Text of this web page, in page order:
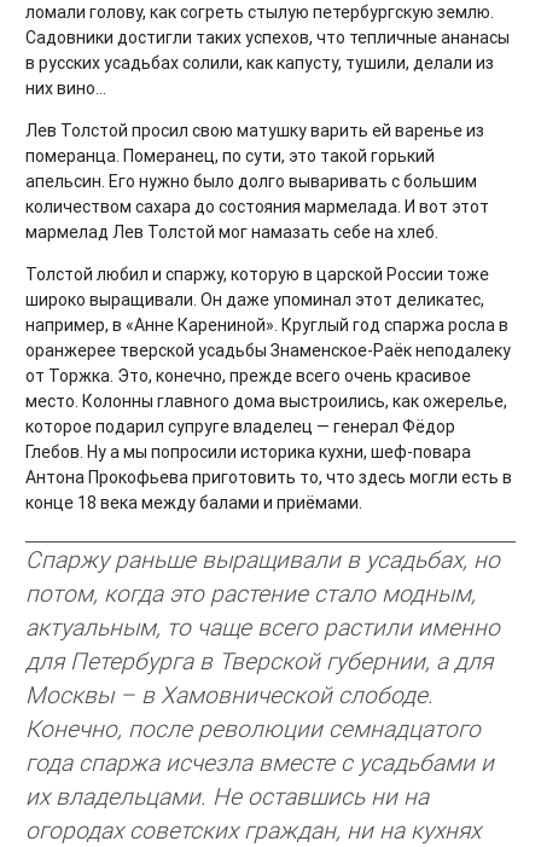
ломали голову, как согреть стылую петербургскую землю.
Садовники достигли таких успехов, что тепличные ананасы
в русских усадьбах солили, как капусту, тушили, делали из
них вино...
Лев Толстой просил свою матушку варить ей варенье из
померанца. Померанец, по сути, это такой горький
апельсин. Его нужно было долго вываривать с большим
количеством сахара до состояния мармелада. И вот этот
мармелад Лев Толстой мог намазать себе на хлеб.
Толстой любил и спаржу, которую в царской России тоже
широко выращивали. Он даже упоминал этот деликатес,
например, в «Анне Карениной». Круглый год спаржа росла в
оранжерее тверской усадьбы Знаменское-Раёк неподалеку
от Торжка. Это, конечно, прежде всего очень красивое
место. Колонны главного дома выстроились, как ожерелье,
которое подарил супруге владелец — генерал Фёдор
Глебов. Ну а мы попросили историка кухни, шеф-повара
Антона Прокофьева приготовить то, что здесь могли есть в
конце 18 века между балами и приёмами.
Спаржу раньше выращивали в усадьбах, но
потом, когда это растение стало модным,
актуальным, то чаще всего растили именно
для Петербурга в Тверской губернии, а для
Москвы – в Хамовнической слободе.
Конечно, после революции семнадцатого
года спаржа исчезла вместе с усадьбами и
их владельцами. Не оставшись ни на
огородах советских граждан, ни на кухнях